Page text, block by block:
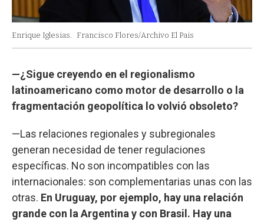
Enrique Iglesias. Francisco Flores/Archivo El Pais
—¿Sigue creyendo en el regionalismo
latinoamericano como motor de desarrollo o la
fragmentación geopolítica lo volvió obsoleto?
—Las relaciones regionales y subregionales
generan necesidad de tener regulaciones
específicas. No son incompatibles con las
internacionales: son complementarias unas con las
otras. En Uruguay, por ejemplo, hay una relación
grande con la Argentina y con Brasil. Hay una